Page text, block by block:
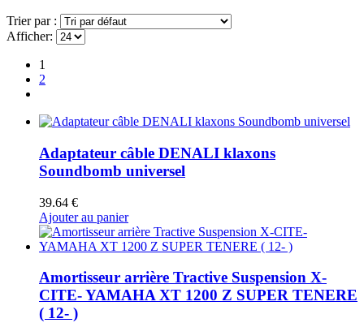
Trier par :
Afficher:
1
2
Adaptateur câble DENALI klaxons
Soundbomb universel
39.64 €
Ajouter au panier
Amortisseur arrière Tractive Suspension X-
CITE- YAMAHA XT 1200 Z SUPER TENERE
( 12- )